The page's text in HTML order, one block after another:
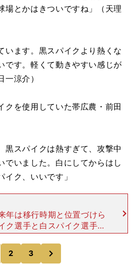
場とかはきついですね」（天理
います。黒スパイクより熱くな
です。軽くて動きやすい感じが
涼介）
を使用していた帯広農・前田
黒スパイクは熱すぎて、攻撃中
でいました。白にしてからはし
ク、いいです」
年は移行時期と位置づけら
ク選手と白スパイク選手が
っている。甲子園出場チー
、独自大会では混在のチー
った。 甲
2 3